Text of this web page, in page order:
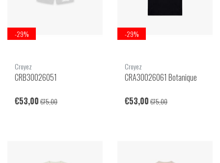
-29%
Croyez
CRB30026051
€53,00 €75,00
-29%
Croyez
CRA30026061 Botanique
€53,00 €75,00